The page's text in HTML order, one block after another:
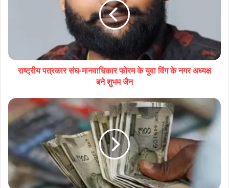
राष्ट्रीय पत्रकार संघ-मानवाधिकार फोरम के युवा विंग के नगर अध्यक्ष
बने शुभम जैन